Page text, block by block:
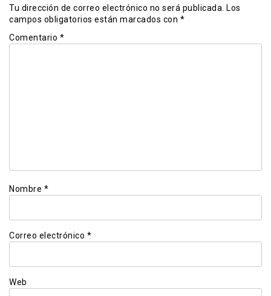
Tu dirección de correo electrónico no será publicada.
Los
campos obligatorios están marcados con *
Comentario *
Nombre *
Correo electrónico *
Web